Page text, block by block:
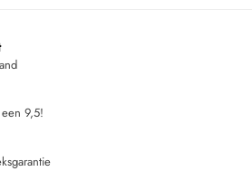
9,5!